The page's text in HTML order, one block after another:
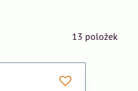
13 položek